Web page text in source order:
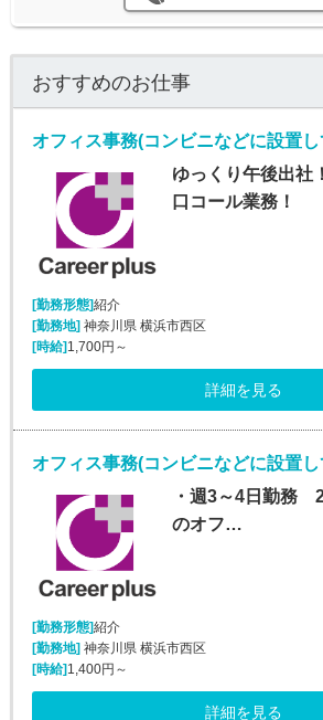
おすすめのお仕事
ゆっくり午後出社
口コール業務！
[勤務形態]紹介
[勤務地] 神奈川県 横浜市西区
[時給] 1,700円～
詳細を見る
・週3～4日勤務
のオフ…
[勤務形態]紹介
[勤務地]神奈川県 横浜市西区
[時給]1,400円～
詳細を見る